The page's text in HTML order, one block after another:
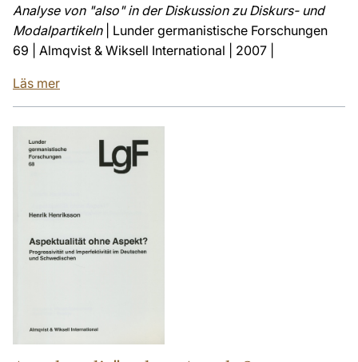
Analyse von "also" in der Diskussion zu Diskurs- und
Modalpartikeln| Lunder germanistische Forschungen
69 | Almqvist & Wiksell International | 2007 |
Läs mer